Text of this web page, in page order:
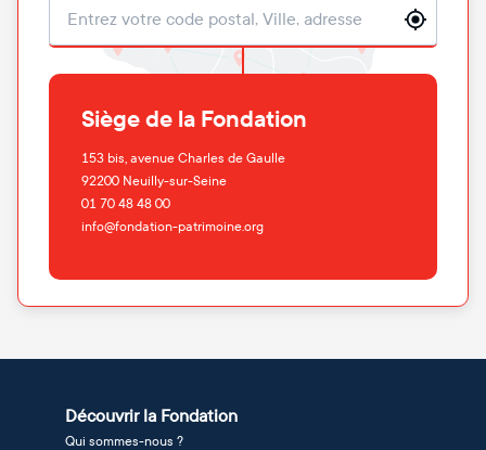
Localisation
Siège de la Fondation
153 bis, avenue Charles de Gaulle
92200 Neuilly-sur-Seine
01 70 48 48 00
info@fondation-patrimoine.org
Découvrir la Fondation
Qui sommes-nous ?